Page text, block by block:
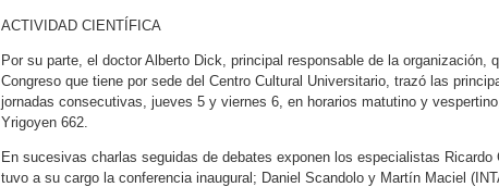
ACTIVIDAD CIENTÍFICA
Por su parte, el doctor Alberto Dick, principal responsable de la organización,
Congreso que tiene por sede del Centro Cultural Universitario, trazó las
jornadas consecutivas, jueves 5 y viernes 6, en horarios matutino y
Yrigoyen 662.
En sucesivas charlas seguidas de debates exponen los especialistas
tuvo a su cargo la conferencia inaugural; Daniel Scandolo y Martín Maciel